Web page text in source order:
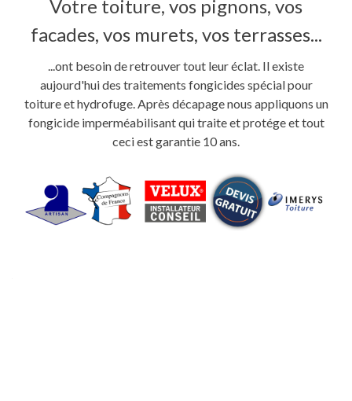
Votre toiture, vos pignons, vos
facades, vos murets, vos terrasses...
...ont besoin de retrouver tout leur éclat. Il existe
aujourd'hui des traitements fongicides spécial pour
toiture et hydrofuge. Après décapage nous appliquons un
fongicide imperméabilisant qui traite et protége et tout
ceci est garantie 10 ans.